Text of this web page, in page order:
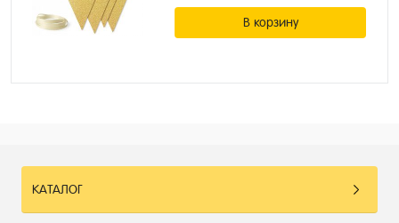
В корзину
КАТАЛОГ